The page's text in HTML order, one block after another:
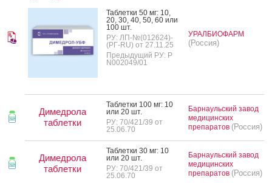
Таб­летки 50 мг: 10,
20, 30, 40, 50, 60 или
100 шт.
РУ: ЛП-№(012624)-
(РГ-RU) от 27.11.25
Предыдущий РУ: Р
N002049/01
УРАЛБИОФАРМ
(Россия)
Димедрола
таблетки
Таб­летки 100 мг: 10
или 20 шт.
РУ: 70/421/39 от
25.06.70
Барнаульский завод
медицинских
препаратов (Россия)
Димедрола
таблетки
Таб­летки 30 мг: 10
или 20 шт.
РУ: 70/421/39 от
25.06.70
Барнаульский завод
медицинских
препаратов (Россия)